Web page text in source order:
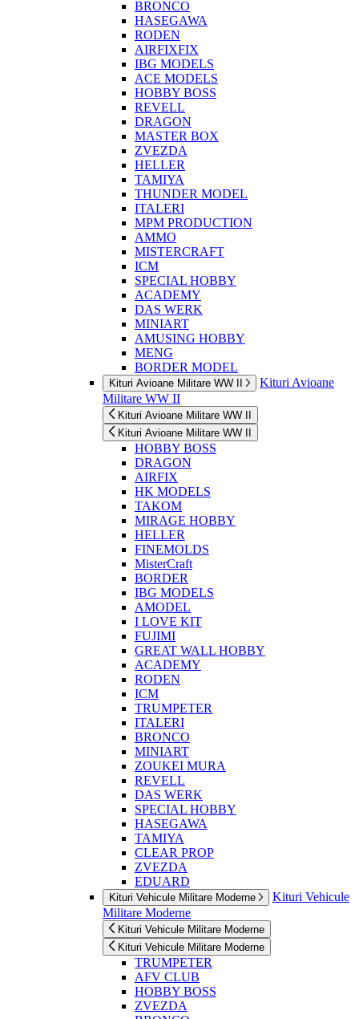
BRONCO
HASEGAWA
RODEN
AIRFIXFIX
IBG MODELS
ACE MODELS
HOBBY BOSS
REVELL
DRAGON
MASTER BOX
ZVEZDA
HELLER
TAMIYA
THUNDER MODEL
ITALERI
MPM PRODUCTION
AMMO
MISTERCRAFT
ICM
SPECIAL HOBBY
ACADEMY
DAS WERK
MINIART
AMUSING HOBBY
MENG
BORDER MODEL
Kituri Avioane Militare WW II
Kituri Avioane
Militare WW II
Kituri Avioane Militare WW II
Kituri Avioane Militare WW II
HOBBY BOSS
DRAGON
AIRFIX
HK MODELS
TAKOM
MIRAGE HOBBY
HELLER
FINEMOLDS
MisterCraft
BORDER
IBG MODELS
AMODEL
I LOVE KIT
FUJIMI
GREAT WALL HOBBY
ACADEMY
RODEN
ICM
TRUMPETER
ITALERI
BRONCO
MINIART
ZOUKEI MURA
REVELL
DAS WERK
SPECIAL HOBBY
HASEGAWA
TAMIYA
CLEAR PROP
ZVEZDA
EDUARD
Kituri Vehicule Militare Moderne
Kituri Vehicule
Militare Moderne
Kituri Vehicule Militare Moderne
Kituri Vehicule Militare Moderne
TRUMPETER
AFV CLUB
HOBBY BOSS
ZVEZDA